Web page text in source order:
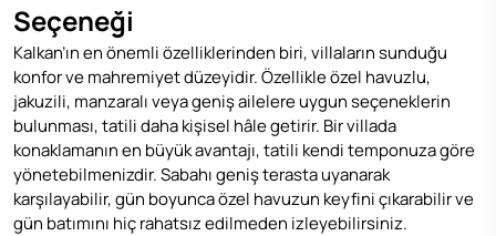
Seçeneği
Kalkan’ın en önemli özelliklerinden biri, villaların sunduğu
konfor ve mahremiyet düzeyidir. Özellikle özel havuzlu,
jakuzili, manzaralı veya geniş ailelere uygun seçeneklerin
bulunması, tatili daha kişisel hâle getirir. Bir villada
konaklamanın en büyük avantajı, tatili kendi temponuza göre
yönetebilmenizdir. Sabahı geniş terasta uyanarak
karşılayabilir, gün boyunca özel havuzun keyfini çıkarabilir ve
gün batımını hiç rahatsız edilmeden izleyebilirsiniz.